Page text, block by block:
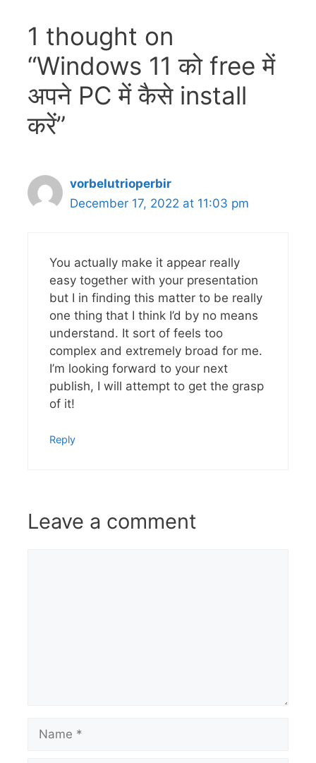
1 thought on
“Windows 11 को free में
अपने PC में कैसे install
करें”
vorbelutrioperbir
December 17, 2022 at 11:03 pm
You actually make it appear really
easy together with your presentation
but I in finding this matter to be really
one thing that I think I’d by no means
understand. It sort of feels too
complex and extremely broad for me.
I’m looking forward to your next
publish, I will attempt to get the grasp
of it!
Reply
Leave a comment